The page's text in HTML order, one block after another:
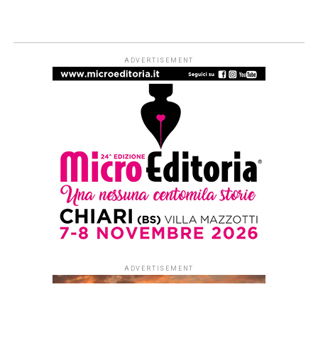
ADVERTISEMENT
ADVERTISEMENT